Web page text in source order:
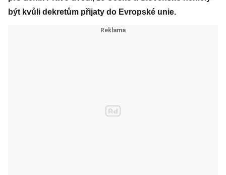
být kvůli dekretům přijaty do Evropské unie.